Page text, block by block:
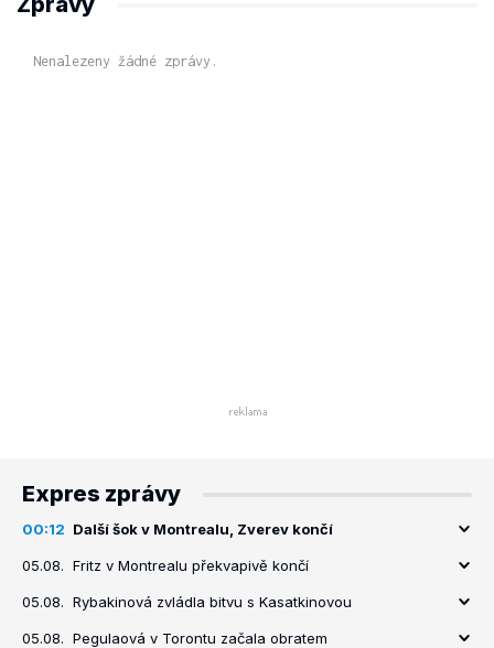
Nenalezeny žádné zprávy.
Expres zprávy
00:12 Další šok v Montrealu, Zverev končí
05.08. Fritz v Montrealu překvapivě končí
05.08. Rybakinová zvládla bitvu s Kasatkinovou
05.08. Pegulaová v Torontu začala obratem